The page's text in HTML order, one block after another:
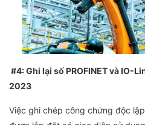
#4: Ghi lại số PROFINET và IO-
2023
Việc ghi chép công chứng độc